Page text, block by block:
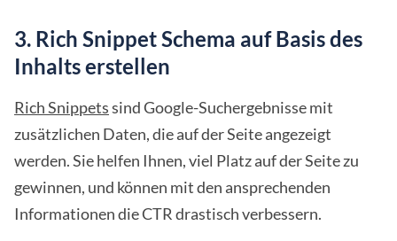
3. Rich Snippet Schema auf Basis des
Inhalts erstellen
Rich Snippetssind Google-Suchergebnisse mit
zusätzlichen Daten, die auf der Seite angezeigt
werden. Sie helfen Ihnen, viel Platz auf der Seite zu
gewinnen, und können mit den ansprechenden
Informationen die CTR drastisch verbessern.